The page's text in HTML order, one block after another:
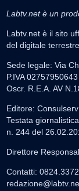
Labtv.net è un
Labtv.net è il sito
del digitale
Sede legale: Via
P.IVA 02757950643
Oscr. R.E.A. AV
Editore:
Testata
n. 244 del
Direttore
Contatti: